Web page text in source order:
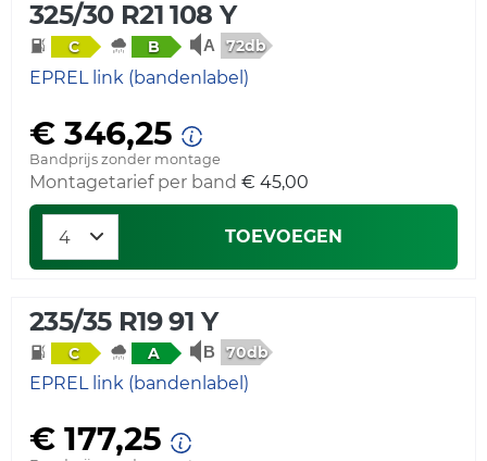
325/30 R21 108 Y
C B 72db
EPREL link (bandenlabel)
€ 346,25
Bandprijs zonder montage
Montagetarief per band € 45,00
TOEVOEGEN
235/35 R19 91 Y
C A 70db
EPREL link (bandenlabel)
€ 177,25